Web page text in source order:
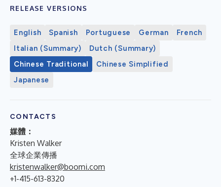
RELEASE VERSIONS
English Spanish Portuguese German
French
Italian (Summary)
Dutch (Summary)
Chinese Traditional
Chinese Simplified
Japanese
CONTACTS
媒體：
Kristen Walker
全球企業傳播
kristenwalker@boomi.com
+1-415-613-8320